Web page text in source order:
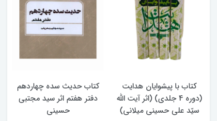
کتاب حدیث سده چهاردهم
دفتر هفتم اثر سید مجتبی
حسینی
کتاب آفاق الولایه فی فقه
الامامه (2 جلدی)
950,000 تومان